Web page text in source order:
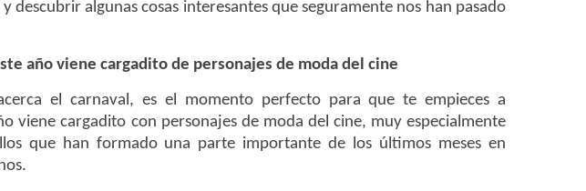
descubrir algunas cosas interesantes que seguramente nos han pasado
año viene cargadito de personajes de moda del cine
el carnaval, es el momento perfecto para que te empieces a
viene cargadito con personajes de moda del cine, muy especialmente
que han formado una parte importante de los últimos meses en